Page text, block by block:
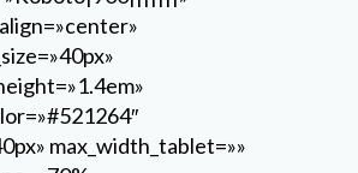
1.9em||||false|false»